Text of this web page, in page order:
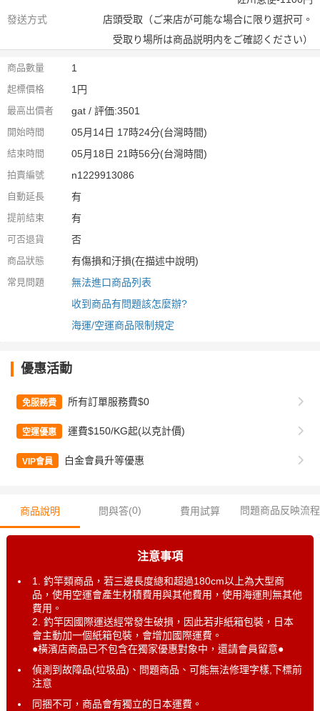
發送方式
店頭受取（ご来店が可能な場合に限り選択可。
受取り場所は商品説明内をご確認ください）
商品數量 1
起標價格 1円
最高出價者 gat / 評価:3501
開始時間 05月14日 17時24分(台灣時間)
結束時間 05月18日 21時56分(台灣時間)
拍賣編號 n1229913086
自動延長 有
提前結束 有
可否退貨 否
商品狀態 有傷損和汙損(在描述中說明)
常見問題
無法進口商品列表
收到商品有問題該怎麼辦?
海運/空運商品限制規定
優惠活動
免服務費 所有訂單服務費$0
空運優惠 運費$150/KG起(以克計價)
VIP會員 白金會員升等優惠
商品說明 問與答(0) 費用試算 問題商品反映流程
注意事項
1. 釣竿類商品，若三邊長度總和超過180cm以上為大型商
品，使用空運會產生材積費用與其他費用，使用海運則無其他
費用。
2. 釣竿因國際運送經常發生破損，因此若非紙箱包裝，日本
會主動加一個紙箱包裝，會增加國際運費。
●橫濱店商品已不包含在獨家優惠對象中，還請會員留意●
偵測到故障品(垃圾品)、問題商品、可能無法修理字樣,下標前
注意
同捆不可，商品會有獨立的日本運費。